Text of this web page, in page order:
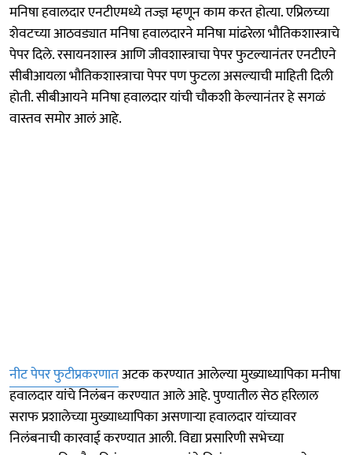
मनिषा हवालदार एनटीएमध्ये तज्ज्ञ म्हणून काम करत होत्या. एप्रिलच्या
शेवटच्या आठवड्यात मनिषा हवालदारने मनिषा मांढरेला भौतिकशास्त्राचे
पेपर दिले. रसायनशास्त्र आणि जीवशास्त्राचा पेपर फुटल्यानंतर एनटीएने
सीबीआयला भौतिकशास्त्राचा पेपर पण फुटला असल्याची माहिती दिली
होती. सीबीआयने मनिषा हवालदार यांची चौकशी केल्यानंतर हे सगळं
वास्तव समोर आलं आहे.
नीट पेपर फुटीप्रकरणातअटक करण्यात आलेल्या मुख्याध्यापिका मनीषा
हवालदार यांचे निलंबन करण्यात आले आहे. पुण्यातील सेठ हरिलाल
सराफ प्रशालेच्या मुख्याध्यापिका असणाऱ्या हवालदार यांच्यावर
निलंबनाची कारवाई करण्यात आली. विद्या प्रसारिणी सभेच्या